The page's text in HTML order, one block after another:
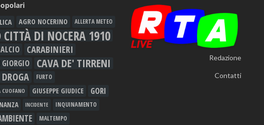
AGRO NOCERINO
ALLERTA METEO
CITTÀ DI NOCERA 1910
CARABINIERI
CAVA DE' TIRRENI
DROGA FURTO
GIUSEPPE GIUDICE GORI
INCIDENTE INQUINAMENTO
MALTEMPO
Redazione
Contatti